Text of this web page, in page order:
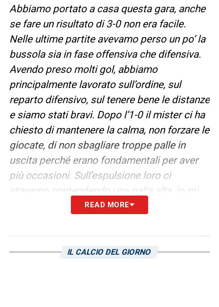
Abbiamo portato a casa questa gara, anche
se fare un risultato di 3-0 non era facile.
Nelle ultime partite avevamo perso un po’ la
bussola sia in fase offensiva che difensiva.
Avendo preso molti gol, abbiamo
principalmente lavorato sull’ordine, sul
reparto difensivo, sul tenere bene le distanze
e siamo stati bravi. Dopo l’1-0 il mister ci ha
chiesto di mantenere la calma, non forzare le
giocate, di non sbagliare troppe palle in
uscita perché erano fondamentali per aver
più occasioni. Sull’espulsione loro ci
stavamo contendendo una palla alta, io mi
son messo davanti per farla uscire e forse,
Ma nessun battibecco tra noi due».
READ MORE
IL CALCIO DEL GIORNO